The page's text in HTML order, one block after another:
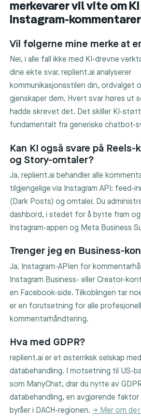
merkevarer vil vite om
Instagram-kommentarer
Vil følgerne mine merke at
Nei, i alle fall ikke med KI-drevne
dine ekte svar. replient.ai analyserer
kommunikasjonsstilen din, ordvalget
gjenskaper dem. Hvert svar høres ut
hadde skrevet det. Det skiller KI-
fundamentalt fra generiske chatbot-
Kan KI også svare på
og Story-omtaler?
Ja. replient.ai behandler alle
tilgjengelige via Instagram API: feed-
(Dark Posts) og omtaler. Du
dashbord, i stedet for å bytte fram
Instagram-appen og Meta Business
Trenger jeg en Business-
Ja. Instagram-APIen for
Instagram Business- eller Creator-
en Facebook-side. Tilkoblingen tar
er en forutsetning for alle
kommentarhåndtering.
Hva med GDPR?
replient.ai er et østerriksk selskap
databehandling. I motsetning til US-
som ManyChat, drar du nytte av
databehandling, en avgjørende
byråer i DACH-regionen. → Mer om